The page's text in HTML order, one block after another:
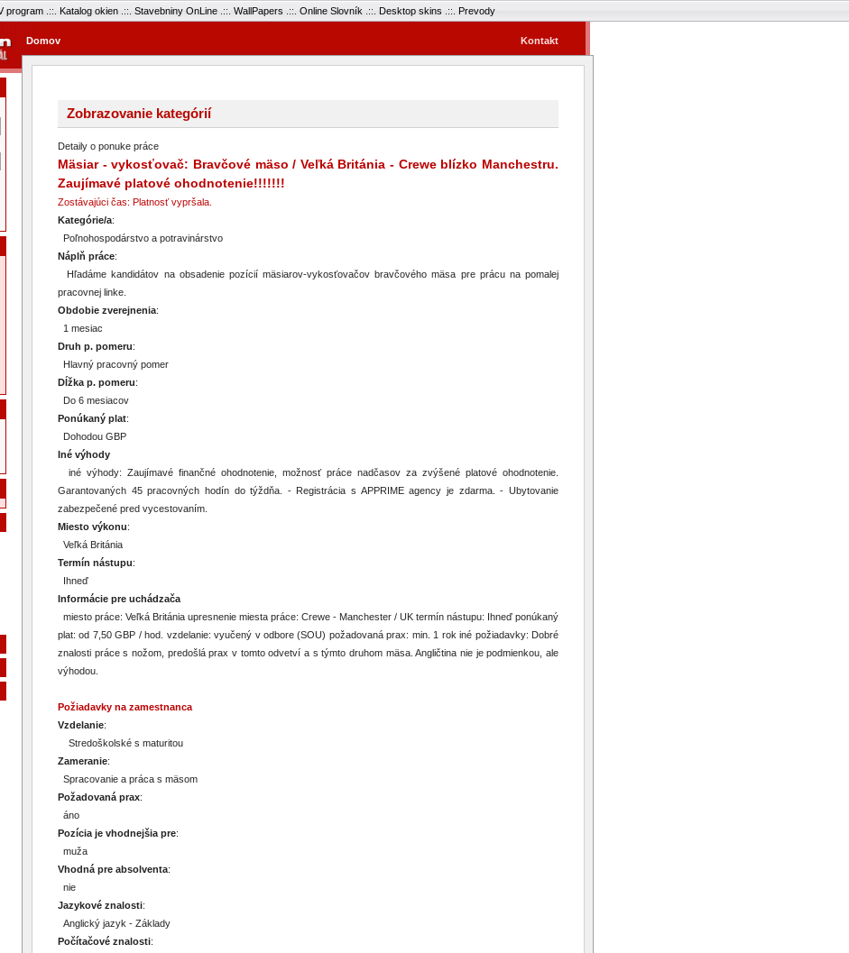
program.::. Katalog okien.::. Stavebniny OnLine.::. WallPapers .::. Online Slovník .::. Desktop skins .::. Prevody
Domov Kontakt
Zobrazovanie kategórií
Detaily o ponuke práce
Mäsiar - vykosťovač: Bravčové mäso / Veľká Británia - Crewe blízko Manchestru.
Zaujímavé platové ohodnotenie!!!!!!!
Zostávajúci čas: Platnosť vypršala.
Kategórie/a:
Poľnohospodárstvo a potravinárstvo
Náplň práce:
Hľadáme kandidátov na obsadenie pozícií mäsiarov-vykosťovačov bravčového mäsa pre prácu na pomalej
pracovnej linke.
Obdobie zverejnenia:
1 mesiac
Druh p. pomeru:
Hlavný pracovný pomer
Dĺžka p. pomeru:
Do 6 mesiacov
Ponúkaný plat:
Dohodou GBP
Iné výhody
iné výhody: Zaujímavé finančné ohodnotenie, možnosť práce nadčasov za zvýšené platové ohodnotenie.
Garantovaných 45 pracovných hodín do týždňa. - Registrácia s APPRIME agency je zdarma. - Ubytovanie
zabezpečené pred vycestovaním.
Miesto výkonu:
Veľká Británia
Termín nástupu:
Ihneď
Informácie pre uchádzača
miesto práce: Veľká Británia upresnenie miesta práce: Crewe - Manchester / UK termín nástupu: Ihneď ponúkaný
plat: od 7,50 GBP / hod. vzdelanie: vyučený v odbore (SOU) požadovaná prax: min. 1 rok iné požiadavky: Dobré
znalosti práce s nožom, predošlá prax v tomto odvetví a s týmto druhom mäsa. Angličtina nie je podmienkou, ale
výhodou.
Požiadavky na zamestnanca
Vzdelanie:
Stredoškolské s maturitou
Zameranie:
Spracovanie a práca s mäsom
Požadovaná prax:
áno
Pozícia je vhodnejšia pre:
muža
Vhodná pre absolventa:
nie
Jazykové znalosti:
Anglický jazyk - Základy
Počítačové znalosti: